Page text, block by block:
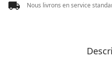
Nous livrons en service